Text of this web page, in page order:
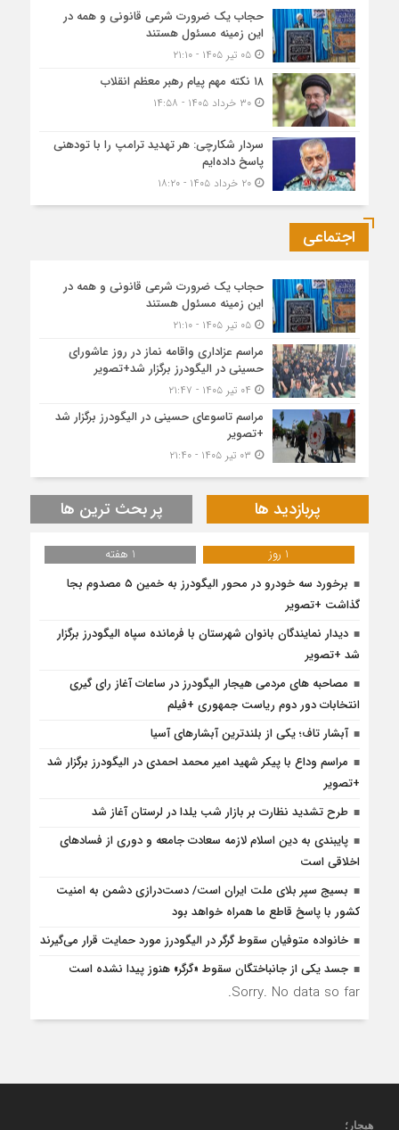
حجاب یک ضرورت شرعی قانونی و همه در
این زمینه مسئول هستند
۰۵ تیر ۱۴۰۵ - ۲۱:۱۰
۱۸ نکته مهم پیام رهبر معظم انقلاب
۳۰ خرداد ۱۴۰۵ - ۱۴:۵۸
سردار شکارچی: هر تهدید ترامپ را با تودهنی
پاسخ داده‌ایم
۲۰ خرداد ۱۴۰۵ - ۱۸:۲۰
اجتماعی
حجاب یک ضرورت شرعی قانونی و همه در
این زمینه مسئول هستند
۰۵ تیر ۱۴۰۵ - ۲۱:۱۰
مراسم عزاداری واقامه نماز در روز عاشورای
حسینی در الیگودرز برگزار شد+تصویر
مراسم تاسوعای حسینی در الیگودرز برگزار شد
+تصویر
پربازدید ها پر بحث ترین ها
1 روز
1 هفته
برخورد سه خودرو در محور الیگودرز به خمین ۵ مصدوم بجا
گذاشت +تصویر
دیدار نمایندگان بانوان شهرستان با فرمانده سپاه الیگودرز برگزار
شد +تصویر
مصاحبه های مردمی هیجار الیگودرز در ساعات آغاز رای گیری
انتخابات دور دوم ریاست جمهوری +فیلم
آبشار تاف؛ یکی از بلندترین آبشارهای آسیا
مراسم وداع با پیکر شهید امیر محمد احمدی در الیگودرز برگزار شد
+تصویر
طرح تشدید نظارت بر بازار شب یلدا در لرستان آغاز شد
پایبندی به دین اسلام لازمه سعادت جامعه و دوری از فسادهای
اخلاقی است
بسیج سپر بلای ملت ایران است/ دست‌درازی دشمن به امنیت
کشور با پاسخ قاطع ما همراه خواهد بود
خانواده متوفیان سقوط گرگر در الیگودرز مورد حمایت قرار می‌گیرند
جسد یکی از جانباختگان سقوط «گرگر» هنوز پیدا نشده است
Sorry. No data so far.
هیجار ؛